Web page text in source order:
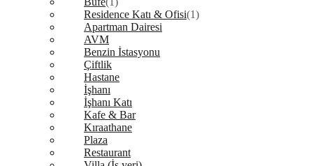
Residence Katı & Ofisi(1)
Apartman Dairesi
AVM
Benzin İstasyonu
Çiftlik
Hastane
İşhanı
İşhanı Katı
Kafe & Bar
Kıraathane
Plaza
Restaurant